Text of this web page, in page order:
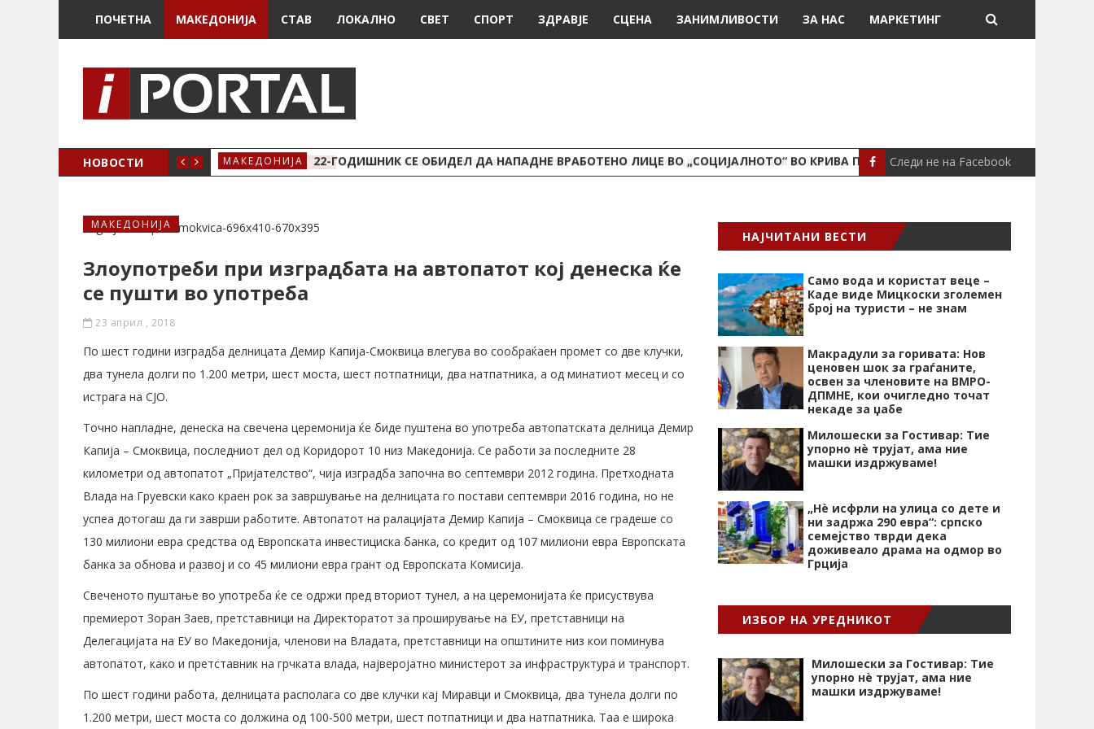
ПОЧЕТНА МАКЕДОНИЈА СТАВ ЛОКАЛНО СВЕТ СПОРТ ЗДРАВЈЕ СЦЕНА ЗАНИМЛИВОСТИ ЗА НАС МАРКЕТИНГ
НОВОСТИ
ЖЕНСКО ЗДРАВЈЕ ВО КРИВА ПАЛАНКА МАКЕДОНИЈА 22-ГОДИШНИК СЕ ОБИДЕЛ ДА НАПАДНЕ ВРАБОТЕНО ЛИЦЕ ВО „СОЦИЈАЛНОТО“ ВО КРИВА ПАЛАНКА ЛОКАЛНО ПОЖАР ВО
Следи не на Facebook
МАКЕДОНИЈА
Злоупотреби при изградбата на автопатот кој денеска ќе
се пушти во употреба
23 април , 2018
По шест години изградба делницата Демир Капија-Смоквица влегува во сообраќаен промет со две клучки,
два тунела долги по 1.200 метри, шест моста, шест потпатници, два натпатника, а од минатиот месец и со
истрага на СЈО.
Точно напладне, денеска на свечена церемонија ќе биде пуштена во употреба автопатската делница Демир
Капија – Смоквица, последниот дел од Коридорот 10 низ Македонија. Се работи за последните 28
километри од автопатот „Пријателство“, чија изградба започна во септември 2012 година. Претходната
Влада на Груевски како краен рок за завршување на делницата го постави септември 2016 година, но не
успеа дотогаш да ги заврши работите. Автопатот на ралацијата Демир Капија – Смоквица се градеше со
130 милиони евра средства од Европската инвестициска банка, со кредит од 107 милиони евра Европската
банка за обнова и развој и со 45 милиони евра грант од Европската Комисија.
Свеченото пуштање во употреба ќе се одржи пред вториот тунел, а на церемонијата ќе присуствува
премиерот Зоран Заев, претставници на Директоратот за проширување на ЕУ, претставници на
Делегацијата на ЕУ во Македонија, членови на Владата, претставници на општините низ кои поминува
автопатот, како и претставник на грчката влада, најверојатно министерот за инфраструктура и транспорт.
По шест години работа, делницата располага со две клучки кај Миравци и Смоквица, два тунела долги по
1.200 метри, шест моста со должина од 100-500 метри, шест потпатници и два натпатника. Таа е широка
НАЈЧИТАНИ ВЕСТИ
Само вода и користат веце –
Каде виде Мицкоски зголемен
број на туристи – не знам
Макрадули за горивата: Нов
ценовен шок за граѓаните,
освен за членовите на ВМРО-
ДПМНЕ, кои очигледно точат
некаде за џабе
Милошески за Гостивар: Тие
упорно нѐ трујат, ама ние
машки издржуваме!
„Нѐ исфрли на улица со дете и
ни задржа 290 евра“: српско
семејство тврди дека
доживеало драма на одмор во
Грција
ИЗБОР НА УРЕДНИКОТ
Милошески за Гостивар: Тие
упорно нѐ трујат, ама ние
машки издржуваме!